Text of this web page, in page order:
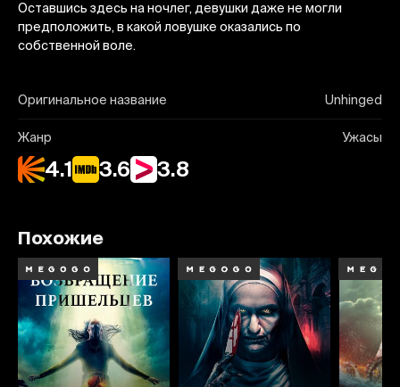
Оставшись здесь на ночлег, девушки даже не могли
предположить, в какой ловушке оказались по
собственной воле.
Оригинальное название Unhinged
Жанр Ужасы
4.1 3.6 3.8
Похожие